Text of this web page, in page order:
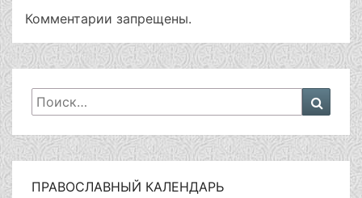
Комментарии запрещены.
Искать: Поиск
ПРАВОСЛАВНЫЙ КАЛЕНДАРЬ